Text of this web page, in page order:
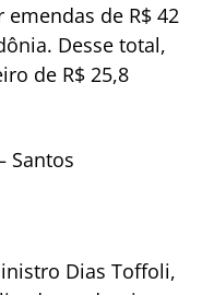
de R$ 42
Desse total,
de R$ 25,8
Santos
Dias Toffoli,